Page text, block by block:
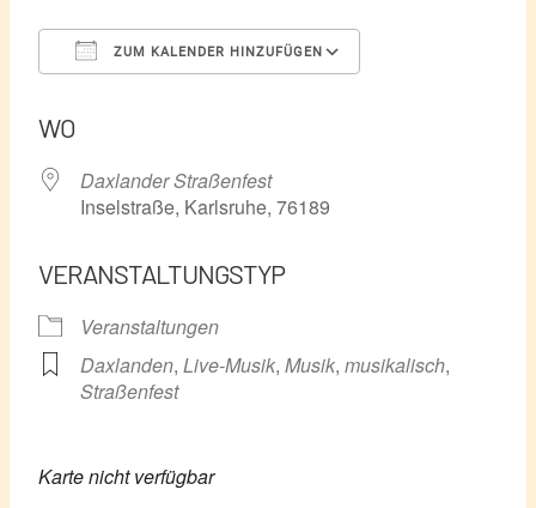
ZUM KALENDER HINZUFÜGEN
WO
Daxlander Straßenfest
Inselstraße, Karlsruhe, 76189
VERANSTALTUNGSTYP
Veranstaltungen
Daxlanden, Live-Musik, Musik, musikalisch,
Straßenfest
Karte nicht verfügbar